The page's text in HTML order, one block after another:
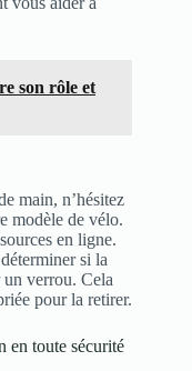
son rôle et
main, n’hésitez
modèle de vélo.
en ligne.
si la
un verrou. Cela
pour la retirer.
en toute sécurité